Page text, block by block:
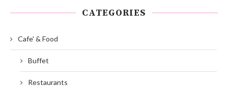
CATEGORIES
Cafe' & Food
Buffet
Restaurants